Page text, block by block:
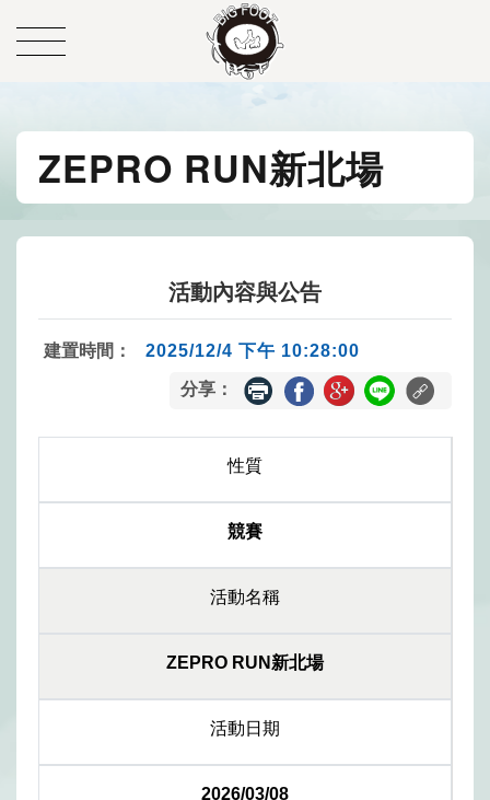
ZEPRO RUN新北場
活動內容與公告
建置時間： 2025/12/4 下午 10:28:00
分享：
性質
競賽
活動名稱
ZEPRO RUN新北場
活動日期
2026/03/08